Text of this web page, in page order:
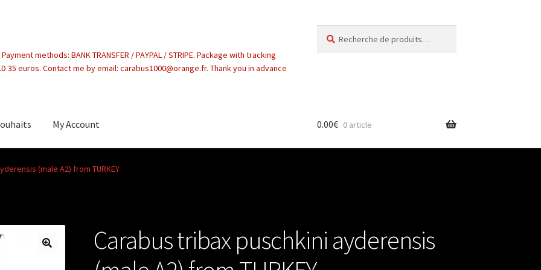
methods: BANK TRANSFER / PAYPAL / STRIPE. Package with tracking
35 euros. Contact me by email: carabus1000@orange.fr. Thank you in advance
pour :
My Account 0.00€ 0 article
(male A2) from TURKEY
Carabus tribax puschkini ayderensis